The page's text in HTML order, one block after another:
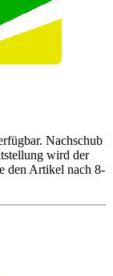
Nachschub
wird der
den Artikel nach 8-